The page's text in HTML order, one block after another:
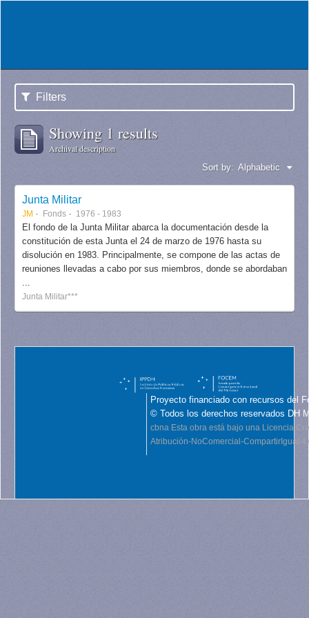
Filters
Showing 1 results
Archival description
Sort by: Alphabetic
Junta Militar
JM Fonds 1976 - 1983
El fondo de la Junta Militar abarca la documentación desde la
constitución de esta Junta el 24 de marzo de 1976 hasta su
disolución en 1983. Principalmente, se compone de las actas de
reuniones llevadas a cabo por sus miembros, donde se abordaban
...
Junta Militar***
Proyecto financiado con recursos del
© Todos los derechos reservados DH
cbna Esta obra está bajo una Licencia
Atribución-NoComercial-CompartirIgual